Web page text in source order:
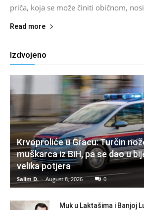
priča, koja se može činiti običnom,
Read more
Izdvojeno
Krvoproliće u Gracu: Turčin
muškarca iz BiH, pa se dao u
velika potjera
Salim D. - August 8, 2026 0
Muk u Laktašima i Banjoj